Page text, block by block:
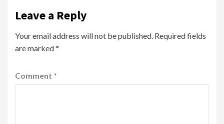
Leave a Reply
Your email address will not be published. Required fields
are marked*
Comment *